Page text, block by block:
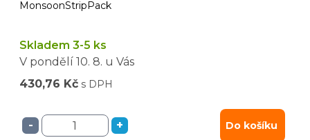
MonsoonStripPack
Skladem 3-5 ks
V pondělí 10. 8. u Vás
430,76 Kč s DPH
- + Do košíku